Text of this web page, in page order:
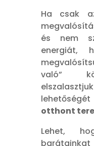
Ha csak
és nem
energiát,
való”
otthont
Lehet,
barátainkat